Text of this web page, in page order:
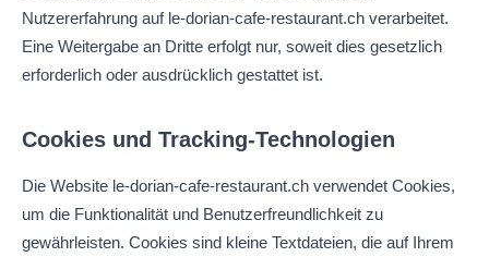
Nutzererfahrung auf le-dorian-cafe-restaurant.ch verarbeitet.
Eine Weitergabe an Dritte erfolgt nur, soweit dies gesetzlich
erforderlich oder ausdrücklich gestattet ist.
Cookies und Tracking-Technologien
Die Website le-dorian-cafe-restaurant.ch verwendet Cookies,
um die Funktionalität und Benutzerfreundlichkeit zu
gewährleisten. Cookies sind kleine Textdateien, die auf Ihrem